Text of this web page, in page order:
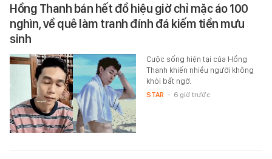
Hồng Thanh bán hết đồ hiệu giờ chỉ mặc áo 100
nghìn, về quê làm tranh đính đá kiếm tiền mưu
sinh
Cuộc sống hiện tại của Hồng
Thanh khiến nhiều người không
khỏi bất ngờ.
STAR - 6 giờ trước